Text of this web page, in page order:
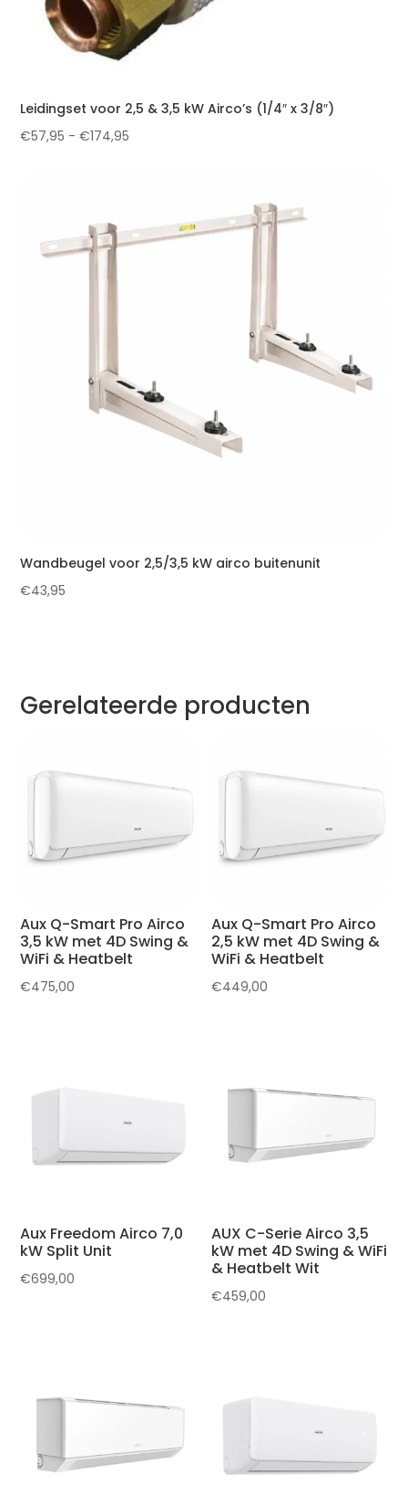
Leidingset voor 2,5 & 3,5 kW Airco’s (1/4″ x 3/8″)
€57,95 - €174,95
Wandbeugel voor 2,5/3,5 kW airco buitenunit
€43,95
Gerelateerde producten
Aux Q-Smart Pro Airco
3,5 kW met 4D Swing &
WiFi & Heatbelt
€475,00
Aux Q-Smart Pro Airco
2,5 kW met 4D Swing &
WiFi & Heatbelt
€449,00
Aux Freedom Airco 7,0
kW Split Unit
€699,00
AUX C-Serie Airco 3,5
kW met 4D Swing & WiFi
& Heatbelt Wit
€459,00